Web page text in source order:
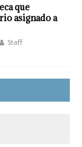
que
asignado a
Staff